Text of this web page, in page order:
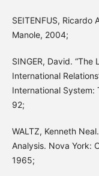
SEITENFUS, Ricardo
Manole, 2004;
SINGER, David.
International
International System:
92;
WALTZ, Kenneth
Analysis. Nova York:
1965;